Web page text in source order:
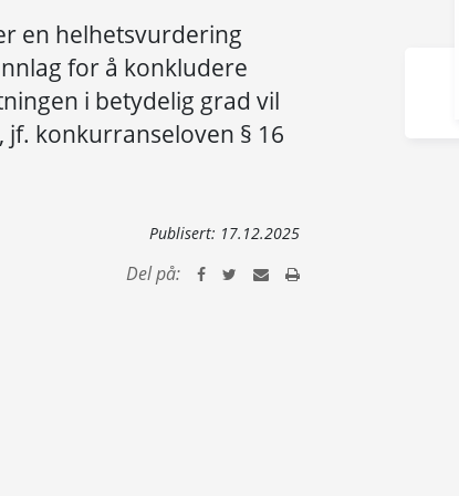
en helhetsvurdering
for å konkludere
i betydelig grad vil
konkurranseloven § 16
Publisert: 17.12.2025
Del på: